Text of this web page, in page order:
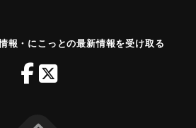
報・にこっとの最新情報を受け取る